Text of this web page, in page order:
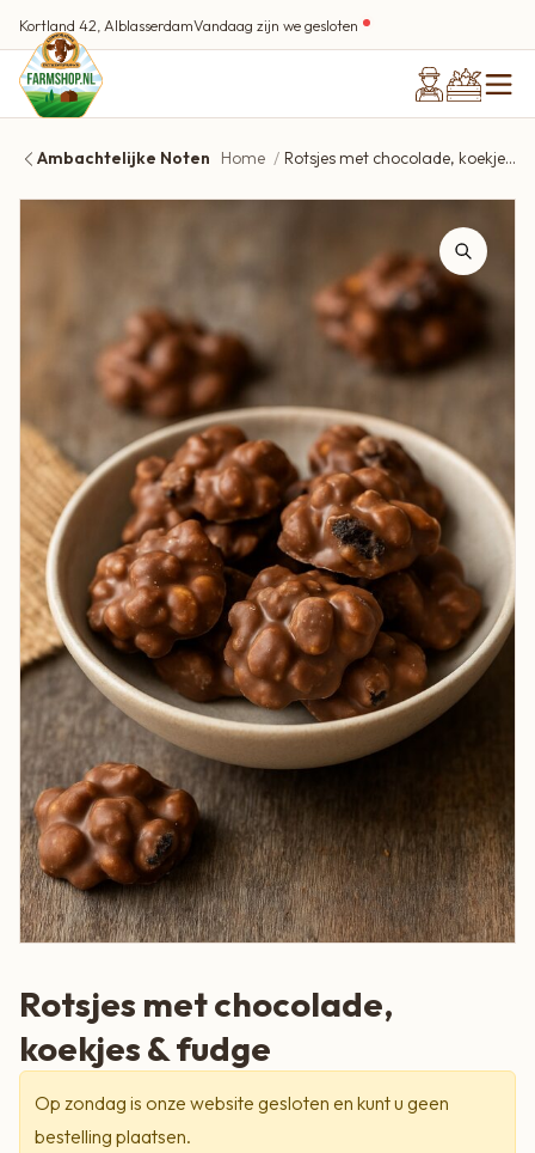
Kortland 42, AlblasserdamVandaag zijn we gesloten
Ambachtelijke Noten Home Rotsjes met chocolade, koekjes & fudge
Rotsjes met chocolade,
koekjes & fudge
Op zondag is onze website gesloten en kunt u geen
bestelling plaatsen.